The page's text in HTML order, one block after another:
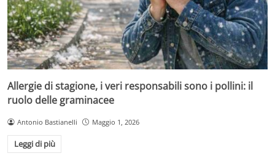
Allergie di stagione, i veri responsabili sono i pollini: il
ruolo delle graminacee
Antonio Bastianelli Maggio 1, 2026
Leggi di più